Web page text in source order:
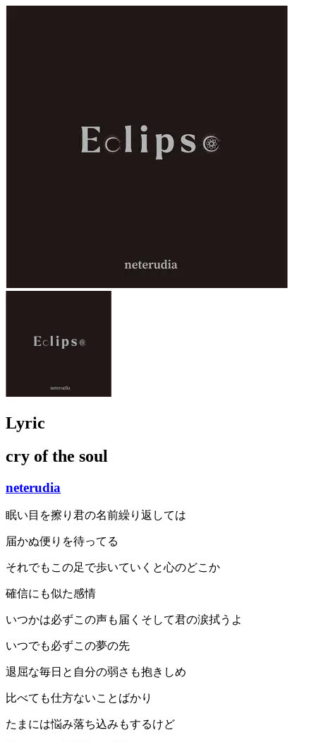
Lyric
cry of the soul
neterudia
眠い目を擦り君の名前繰り返しては
届かぬ便りを待ってる
それでもこの足で歩いていくと心のどこか
確信にも似た感情
‪‬‪いつかは必ずこの声も届くそして君の涙拭うよ
いつでも必ずこの夢の先
退屈な毎日と自分の弱さも抱きしめ
比べても仕方ないことばかり
たまには悩み落ち込みもするけど